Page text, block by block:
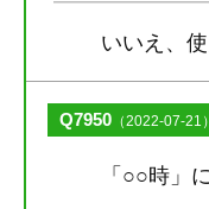
いいえ、
Q7950 （2022-07-21）
「○○時」